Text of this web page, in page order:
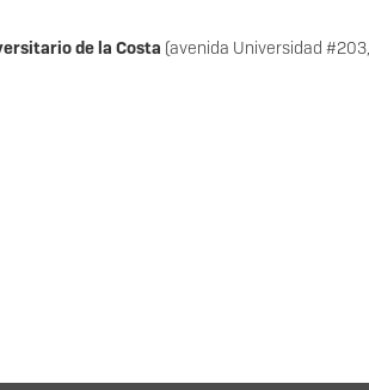
de la Costa (avenida Universidad